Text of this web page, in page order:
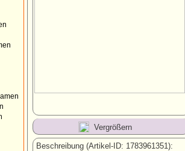
Vergrößern
Beschreibung (Artikel-ID: 1783961351):